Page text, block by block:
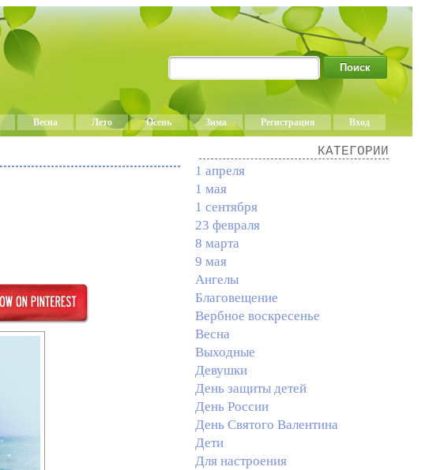
Весна Лето Осень Зима Регистрация Вход
КАТЕГОРИИ
1 апреля
1 мая
1 сентября
23 февраля
8 марта
9 мая
Ангелы
Благовещение
Вербное воскресенье
Весна
Выходные
Девушки
День защиты детей
День России
День Святого Валентина
Дети
Для настроения